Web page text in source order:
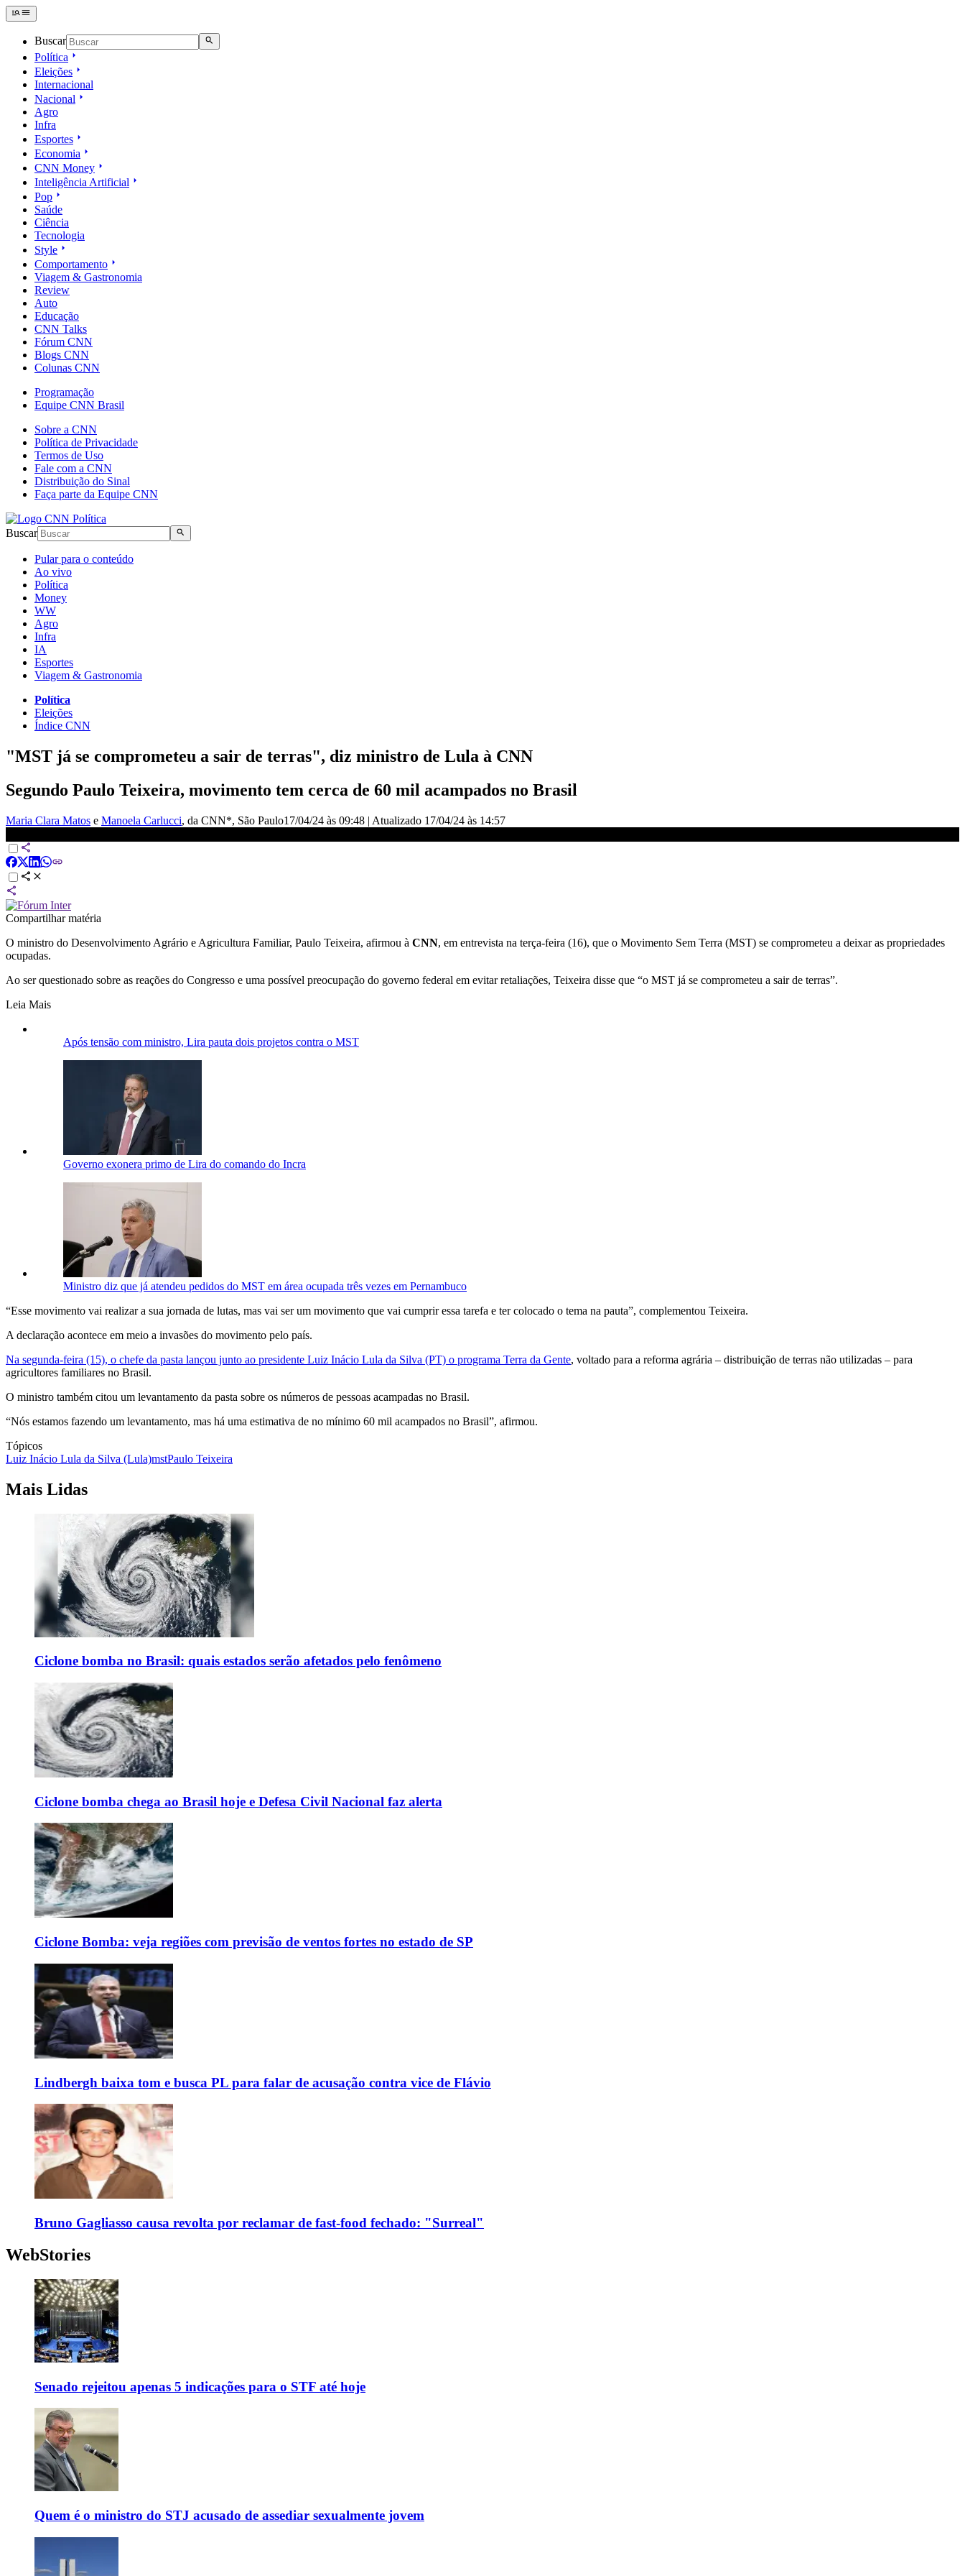
Buscar
Política
Eleições
Internacional
Nacional
Agro
Infra
Esportes
Economia
CNN Money
Inteligência Artificial
Pop
Saúde
Ciência
Tecnologia
Style
Comportamento
Viagem & Gastronomia
Review
Auto
Educação
CNN Talks
Fórum CNN
Blogs CNN
Colunas CNN
Programação
Equipe CNN Brasil
Sobre a CNN
Política de Privacidade
Termos de Uso
Fale com a CNN
Distribuição do Sinal
Faça parte da Equipe CNN
Buscar
Pular para o conteúdo
Ao vivo
Política
Money
WW
Agro
Infra
IA
Esportes
Viagem & Gastronomia
Política
Eleições
Índice CNN
"MST já se comprometeu a sair de terras", diz ministro de Lula à CNN
Segundo Paulo Teixeira, movimento tem cerca de 60 mil acampados no Brasil
Maria Clara Matos e Manoela Carlucci, da CNN*, São Paulo17/04/24 às 09:48 | Atualizado 17/04/24 às 14:57
Compartilhar matéria
O ministro do Desenvolvimento Agrário e Agricultura Familiar, Paulo Teixeira, afirmou à CNN, em entrevista na terça-feira (16), que o Movimento Sem Terra (MST) se comprometeu a deixar as propriedades
ocupadas.
Ao ser questionado sobre as reações do Congresso e uma possível preocupação do governo federal em evitar retaliações, Teixeira disse que “o MST já se comprometeu a sair de terras”.
Leia Mais
Após tensão com ministro, Lira pauta dois projetos contra o MST
Governo exonera primo de Lira do comando do Incra
Ministro diz que já atendeu pedidos do MST em área ocupada três vezes em Pernambuco
“Esse movimento vai realizar a sua jornada de lutas, mas vai ser um movimento que vai cumprir essa tarefa e ter colocado o tema na pauta”, complementou Teixeira.
A declaração acontece em meio a invasões do movimento pelo país.
Na segunda-feira (15), o chefe da pasta lançou junto ao presidente Luiz Inácio Lula da Silva (PT) o programa Terra da Gente, voltado para a reforma agrária – distribuição de terras não utilizadas – para
agricultores familiares no Brasil.
O ministro também citou um levantamento da pasta sobre os números de pessoas acampadas no Brasil.
“Nós estamos fazendo um levantamento, mas há uma estimativa de no mínimo 60 mil acampados no Brasil”, afirmou.
Tópicos
Luiz Inácio Lula da Silva (Lula)mstPaulo Teixeira
Mais Lidas
Ciclone bomba no Brasil: quais estados serão afetados pelo fenômeno
Ciclone bomba chega ao Brasil hoje e Defesa Civil Nacional faz alerta
Ciclone Bomba: veja regiões com previsão de ventos fortes no estado de SP
Lindbergh baixa tom e busca PL para falar de acusação contra vice de Flávio
Bruno Gagliasso causa revolta por reclamar de fast-food fechado: "Surreal"
WebStories
Senado rejeitou apenas 5 indicações para o STF até hoje
Quem é o ministro do STJ acusado de assediar sexualmente jovem